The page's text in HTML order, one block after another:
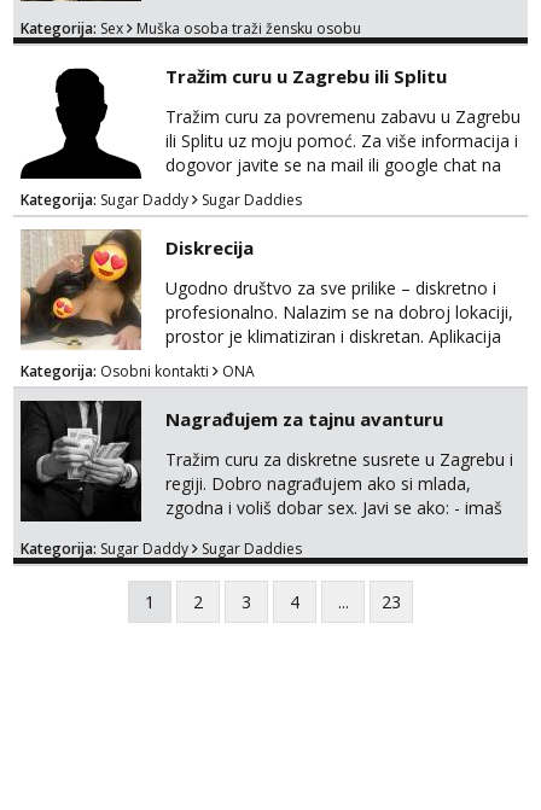
sve stvar dogovora otvoren za sve
Kategorija: Sex Muška osoba traži žensku osobu
Tražim curu u Zagrebu ili Splitu
Tražim curu za povremenu zabavu u Zagrebu
ili Splitu uz moju pomoć. Za više informacija i
dogovor javite se na mail ili google chat na
oneofakind999111@gmail.com
Kategorija: Sugar Daddy Sugar Daddies
Diskrecija
Ugodno društvo za sve prilike – diskretno i
profesionalno. Nalazim se na dobroj lokaciji,
prostor je klimatiziran i diskretan. Aplikacija
what sapp 0957660399.
Kategorija: Osobni kontakti ONA
Nagrađujem za tajnu avanturu
Tražim curu za diskretne susrete u Zagrebu i
regiji. Dobro nagrađujem ako si mlada,
zgodna i voliš dobar sex. Javi se ako: - imaš
kosu - se dobro ljubiš - si fleksibilna s
vremenom (jer ga nemam previše) i
dostupna radnim danom (vikendi i noći su za
obitelj) - vodiš brigu o zdravlju i koristiš
Kategorija: Sugar Daddy Sugar Daddies
1 2 3 4 ... 23